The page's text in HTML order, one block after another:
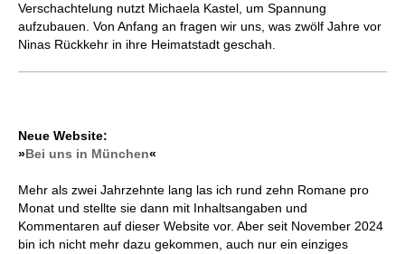
Verschachtelung nutzt Michaela Kastel, um Spannung
aufzubauen. Von Anfang an fragen wir uns, was zwölf Jahre vor
Ninas Rückkehr in ihre Heimatstadt geschah.
Neue Website:
»Bei uns in München«
Mehr als zwei Jahrzehnte lang las ich rund zehn Romane pro
Monat und stellte sie dann mit Inhaltsangaben und
Kommentaren auf dieser Website vor. Aber seit November 2024
bin ich nicht mehr dazu gekommen, auch nur ein einziges